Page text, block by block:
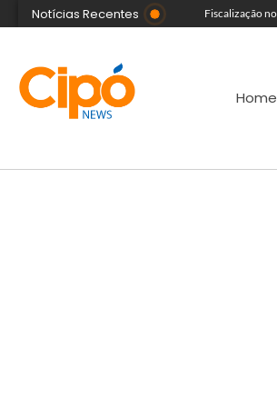
Notícias Recentes
Guida Aquino deixa reitoria da Ufac e publica carta aberta com balanço de gestão
Home